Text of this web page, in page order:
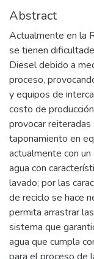
Abstract
Actualmente en la
se tienen
Diesel debido a
proceso,
y equipos de
costo de
provocar
taponamiento en
actualmente con
agua con
lavado; por las
de reciclo se hace
permita arrastrar
sistema que
agua que cumpla